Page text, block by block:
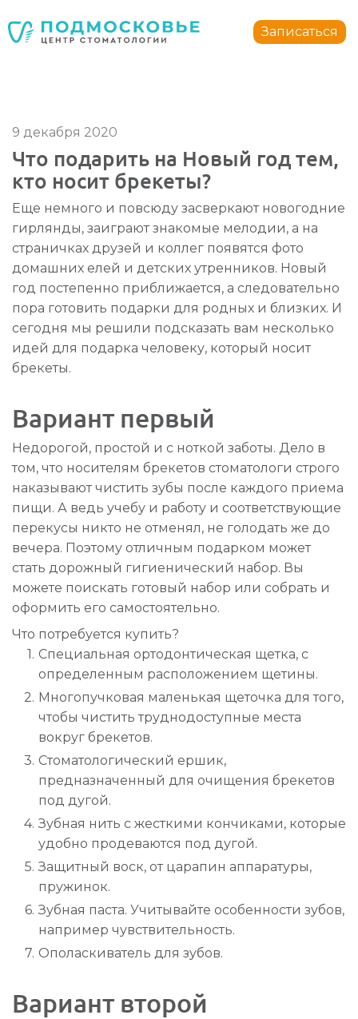
150040 ,Россия ,Ярославская область , Ярославль,ул.
Записаться
9 декабря 2020
Что подарить на Новый год тем,
кто носит брекеты?
Стоматология Подмосковье
150040 ,Россия,Ярославская область, Ярославль
+7 4852 74-45-45 mail@mc-podmoskovie.ru
Стоматология Подмосковье
150040 ,Россия,Ярославская область, Ярославль
+7 4852 74-45-45 mail@mc-podmoskovie.ru
Еще немного и повсюду засверкают новогодние
гирлянды, заиграют знакомые мелодии, а на
страничках друзей и коллег появятся фото
домашних елей и детских утренников. Новый
год постепенно приближается, а следовательно
пора готовить подарки для родных и близких. И
сегодня мы решили подсказать вам несколько
идей для подарка человеку, который носит
брекеты.
Вариант первый
Недорогой, простой и с ноткой заботы. Дело в
том, что носителям брекетов стоматологи строго
наказывают чистить зубы после каждого приема
пищи. А ведь учебу и работу и соответствующие
перекусы никто не отменял, не голодать же до
вечера. Поэтому отличным подарком может
стать дорожный гигиенический набор. Вы
можете поискать готовый набор или собрать и
оформить его самостоятельно.
Что потребуется купить?
Специальная ортодонтическая щетка, с
определенным расположением щетины.
Многопучковая маленькая щеточка для того,
чтобы чистить труднодоступные места
вокруг брекетов.
Стоматологический ершик,
предназначенный для очищения брекетов
под дугой.
Зубная нить с жесткими кончиками, которые
удобно продеваются под дугой.
Защитный воск, от царапин аппаратуры,
пружинок.
Зубная паста. Учитывайте особенности зубов,
например чувствительность.
Ополаскиватель для зубов.
Вариант второй